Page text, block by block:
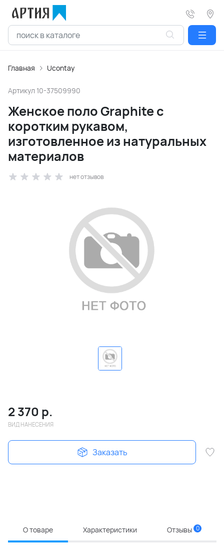
Главная Ucontay
Артикул 10-37509990
Женское поло Graphite с
коротким рукавом,
изготовленное из натуральных
материалов
нет отзывов
2 370 р.
ВИД НАНЕСЕНИЯ
Заказать
О товаре Характеристики Отзывы 0